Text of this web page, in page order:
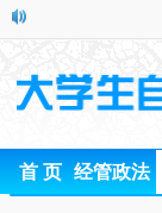
首 页 经管政法